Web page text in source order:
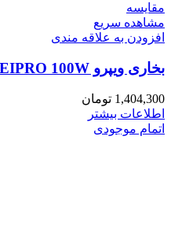
مقایسه
مشاهده سریع
افزودن به علاقه مندی
بخاری ویپرو WEIPRO 100W
1,404,300 تومان
اطلاعات بیشتر
اتمام موجودی